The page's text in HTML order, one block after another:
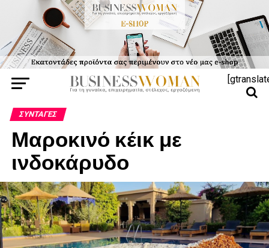
ΣΥΝΤΑΓΈΣ
Μαροκινό κέικ με
ινδοκάρυδο